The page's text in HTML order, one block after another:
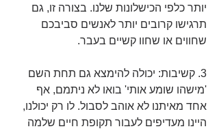
יותר כלפי הכישלונות שלנו. בצורה זו, גם
תרגישו קרובים יותר לאנשים סביבכם
שחווים או שחוו קשיים בעבר.
3. קשיבות: יכולה להימצא גם תחת השם
'מישהו שומע אותי' בואו לא ניתמם, אף
אחד מאיתנו לא אוהב לסבול. לו רק יכולנו,
היינו מעדיפים לעבור תקופת חיים שלמה